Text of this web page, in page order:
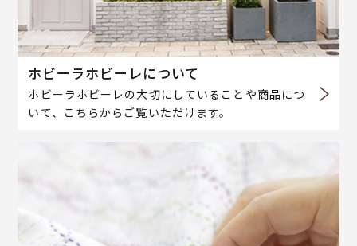
ホビーラホビーレについて
ホビーラホビーレの大切にしていることや商品につ
いて、こちらからご覧いただけます。